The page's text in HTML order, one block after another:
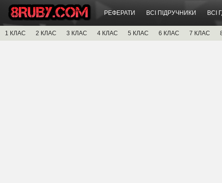
РЕФЕРАТИ ВСІ ПІДРУЧНИКИ ВСІ
1 КЛАС 2 КЛАС 3 КЛАС 4 КЛАС 5 КЛАС 6 КЛАС 7 КЛАС